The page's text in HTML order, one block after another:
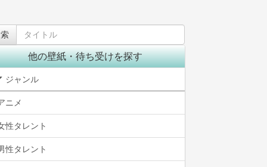
他の壁紙・待ち受けを探す
ジャンル
ニメ
性タレント
性タレント